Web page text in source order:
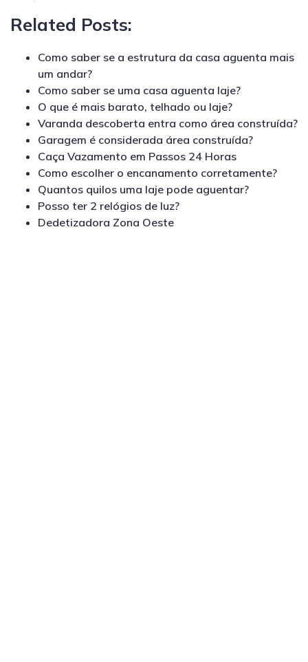
Related Posts:
Como saber se a estrutura da casa aguenta mais
um andar?
Como saber se uma casa aguenta laje?
O que é mais barato, telhado ou laje?
Varanda descoberta entra como área construída?
Garagem é considerada área construída?
Caça Vazamento em Passos 24 Horas
Como escolher o encanamento corretamente?
Quantos quilos uma laje pode aguentar?
Posso ter 2 relógios de luz?
Dedetizadora Zona Oeste